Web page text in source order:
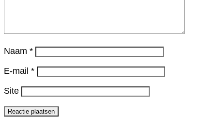
Naam *
E-mail *
Site